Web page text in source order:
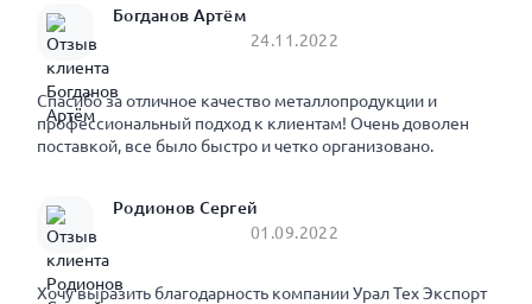
Богданов Артём
24.11.2022
Спасибо за отличное качество металлопродукции и
профессиональный подход к клиентам! Очень доволен
поставкой, все было быстро и четко организовано.
Родионов Сергей
01.09.2022
Хочу выразить благодарность компании Урал Тех Экспорт